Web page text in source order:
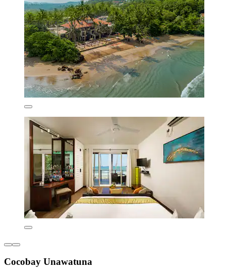
Cocobay Unawatuna